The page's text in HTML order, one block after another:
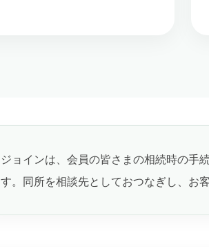
ジョインは、会員の皆さまの相続時の手
す。同所を相談先としておつなぎし、お